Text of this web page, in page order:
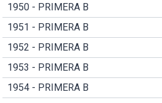
1950 - PRIMERA B
1951 - PRIMERA B
1952 - PRIMERA B
1953 - PRIMERA B
1954 - PRIMERA B